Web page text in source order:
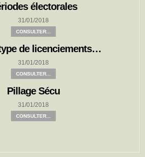
électorales
31/01/2018
CONSULTER...
de licenciements…
31/01/2018
CONSULTER...
Pillage Sécu
31/01/2018
CONSULTER...